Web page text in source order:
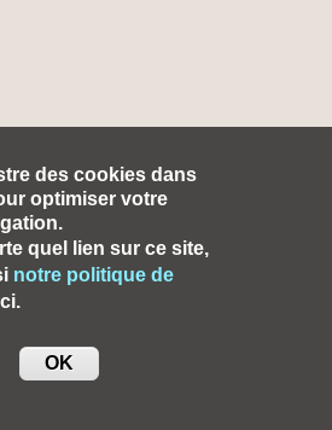
des cookies dans
optimiser votre
quel lien sur ce site,
notre politique de
OK